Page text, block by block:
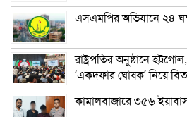
এসএমপির অভিযানে ২৪
রাষ্ট্রপতির অনুষ্ঠানে
‘একদফার ঘোষক’ নিয়ে
কামালবাজারে ৩৫৬